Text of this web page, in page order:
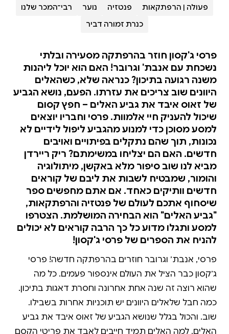
פעולה | הרפתקאות פנטזיה נוער
רבי־המכר שלנו
כנרת זמורה דביר
פרסי ג'קסון חוזר בהרפתקה מסעירה ובלתי
נשכחת עם אנבת' וגרובר! האם הוא יוכל ליהנות
משנה רגועה בתיכון? כנראה שלא, כשהאלים
היוונים שוב צריכים את עזרתו. הפעם, נושא הגביע
של זאוס איבד את גביע האלים – חפץ קסום
שיכול להעניק חיי אלמוות. פרסי וחבריו יוצאים
למסע מסוכן כדי למנוע מהגביע ליפול לידיים לא
נכונות, תוך שהם נתקלים בפיתויים ואויבים
חדשים. האם הם יצליחו במשימתם? ריק ריירדן
מביא לנו שוב סיפור מלא באקשן, מיתולוגיה
והומור, שמבטיח לשבות את ליבם של קוראים
חדשים וותיקים כאחד. אם אתם מחפשים ספר
שיסחוף אתכם לעולם של פנטזיה והרפתקאות,
"גביע האלים" הוא הבחירה המושלמת. הצטרפו
למסע ותגלו מדוע כל כך הרבה קוראים לא יכולים
להניח את הספרים של פרסי ג'קסון!
פרסי, אנבת׳ וגרובר חוזרים בהרפתקה חדשה! פרסי
ג׳קסון כבר הציל את העולם אינספור פעמים. כל מה
שהוא רוצה זה שנה אחת אחרונה וחסרת דאגות בתיכון.
כמה חבל שלאלים היוונים יש תוכניות אחרות בשבילו.
שוב. והכול בגלל שנושא הגביע של זאוס איבד את גביע
האלים. למה האלים תמיד חייבים לאבד את פריטי הקסם